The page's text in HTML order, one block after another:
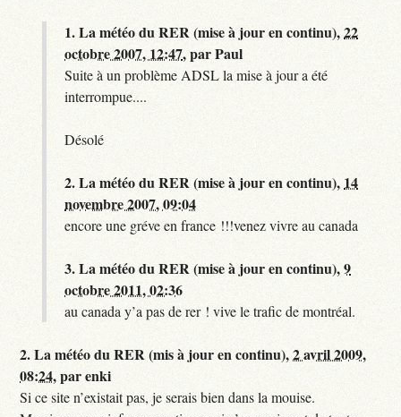
1.La météo du RER (mise à jour en continu),22
octobre 2007, 12:47,parPaul
Suite à un problème ADSL la mise à jour a été
interrompue....
Désolé
2.La météo du RER (mise à jour en continu), 14
novembre 2007, 09:04
encore une gréve en france !!!venez vivre au canada
3.La météo du RER (mise à jour en continu),9
octobre 2011, 02:36
au canada y’a pas de rer ! vive le trafic de montréal.
2.La météo du RER (mis à jour en continu),2 avril 2009,
08:24,parenki
Si ce site n’existait pas, je serais bien dans la mouise.